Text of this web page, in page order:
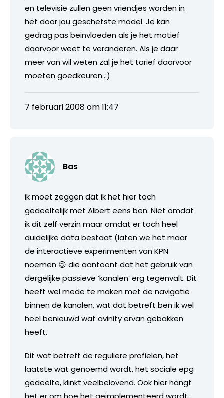
en televisie zullen geen vriendjes worden in
het door jou geschetste model. Je kan
gedrag pas beinvloeden als je het motief
daarvoor weet te veranderen. Als je daar
meer van wil weten zal je het tarief daarvoor
moeten goedkeuren..:)
7 februari 2008 om 11:47
Bas
ik moet zeggen dat ik het hier toch
gedeeltelijk met Albert eens ben. Niet omdat
ik dit zelf verzin maar omdat er toch heel
duidelijke data bestaat (laten we het maar
de interactieve experimenten van KPN
noemen 😉 die aantoont dat het gebruik van
dergelijke passieve ‘kanalen’ erg tegenvalt. Dit
heeft wel mede te maken met de navigatie
binnen de kanalen, wat dat betreft ben ik wel
heel benieuwd wat avinity ervan gebakken
heeft.
Dit wat betreft de reguliere profielen, het
laatste wat genoemd wordt, het sociale epg
gedeelte, klinkt veelbelovend. Ook hier hangt